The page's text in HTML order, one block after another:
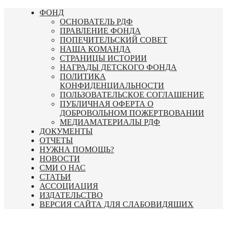
Перейти
ФОНД
ОСНОВАТЕЛЬ РДФ
ПРАВЛЕНИЕ ФОНДА
ПОПЕЧИТЕЛЬСКИЙ СОВЕТ
НАША КОМАНДА
СТРАНИЦЫ ИСТОРИИ
НАГРАДЫ ДЕТСКОГО ФОНДА
ПОЛИТИКА
КОНФИДЕНЦИАЛЬНОСТИ
ПОЛЬЗОВАТЕЛЬСКОЕ СОГЛАШЕНИЕ
ПУБЛИЧНАЯ ОФЕРТА О
ДОБРОВОЛЬНОМ ПОЖЕРТВОВАНИИ
МЕДИАМАТЕРИАЛЫ РДФ
ДОКУМЕНТЫ
ОТЧЕТЫ
НУЖНА ПОМОЩЬ?
НОВОСТИ
СМИ О НАС
СТАТЬИ
АССОЦИАЦИЯ
ИЗДАТЕЛЬСТВО
ВЕРСИЯ САЙТА ДЛЯ СЛАБОВИДЯЩИХ